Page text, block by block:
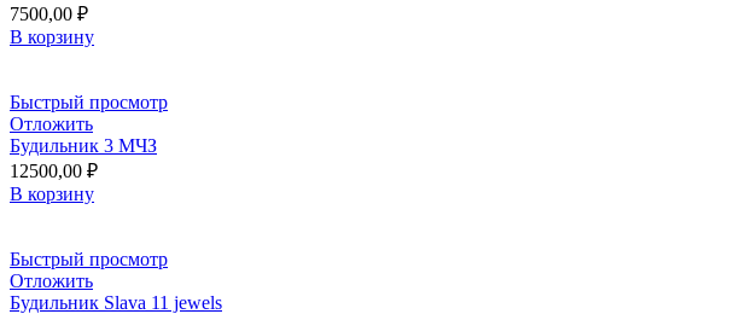
7500,00 ₽
В корзину
Быстрый просмотр
Отложить
Будильник 3 МЧЗ
12500,00 ₽
В корзину
Быстрый просмотр
Отложить
Будильник Slava 11 jewels